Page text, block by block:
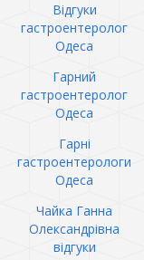
Відгуки
гастроентеролог
Одеса
Гарний
гастроентеролог
Одеса
Гарні
гастроентерологи
Одеса
Чайка Ганна
Олександрівна
відгуки